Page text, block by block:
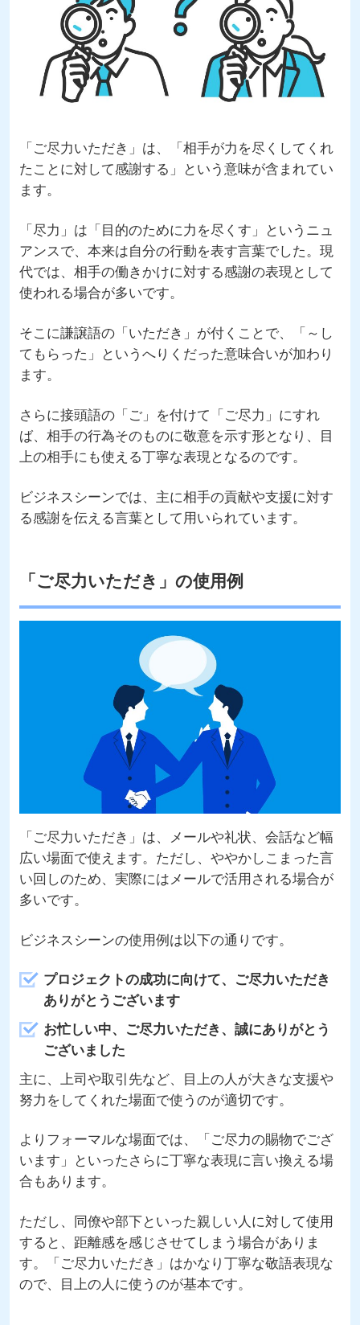
「ご尽力いただき」は、「相手が力を尽くしてくれ
たことに対して感謝する」という意味が含まれてい
ます。
「尽力」は「目的のために力を尽くす」というニュ
アンスで、本来は自分の行動を表す言葉でした。現
代では、相手の働きかけに対する感謝の表現として
使われる場合が多いです。
そこに謙譲語の「いただき」が付くことで、「～し
てもらった」というへりくだった意味合いが加わり
ます。
さらに接頭語の「ご」を付けて「ご尽力」にすれ
ば、相手の行為そのものに敬意を示す形となり、目
上の相手にも使える丁寧な表現となるのです。
ビジネスシーンでは、主に相手の貢献や支援に対す
る感謝を伝える言葉として用いられています。
「ご尽力いただき」の使用例
「ご尽力いただき」は、メールや礼状、会話など幅
広い場面で使えます。ただし、ややかしこまった言
い回しのため、実際にはメールで活用される場合が
多いです。
ビジネスシーンの使用例は以下の通りです。
プロジェクトの成功に向けて、ご尽力いただき
ありがとうございます
お忙しい中、ご尽力いただき、誠にありがとう
ございました
主に、上司や取引先など、目上の人が大きな支援や
努力をしてくれた場面で使うのが適切です。
よりフォーマルな場面では、「ご尽力の賜物でござ
います」といったさらに丁寧な表現に言い換える場
合もあります。
ただし、同僚や部下といった親しい人に対して使用
すると、距離感を感じさせてしまう場合がありま
す。「ご尽力いただき」はかなり丁寧な敬語表現な
ので、目上の人に使うのが基本です。